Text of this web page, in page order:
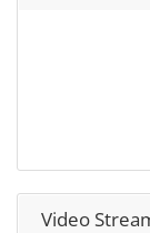
Video